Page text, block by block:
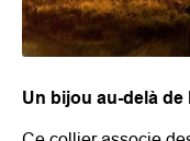
Un bijou au-delà